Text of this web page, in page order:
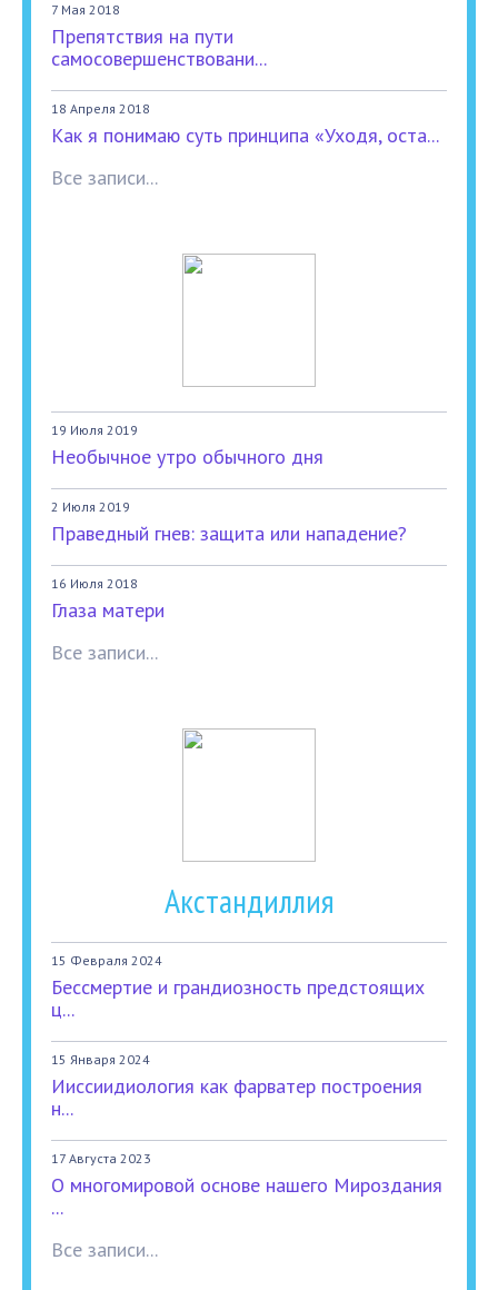
7 Мая 2018
Препятствия на пути
самосовершенствовани...
18 Апреля 2018
Как я понимаю суть принципа «Уходя, оста...
Все записи...
19 Июля 2019
Необычное утро обычного дня
2 Июля 2019
Праведный гнев: защита или нападение?
16 Июля 2018
Глаза матери
Все записи...
Акстандиллия
15 Февраля 2024
Бессмертие и грандиозность предстоящих
ц...
15 Января 2024
Ииссиидиология как фарватер построения
н...
17 Августа 2023
О многомировой основе нашего Мироздания
...
Все записи...